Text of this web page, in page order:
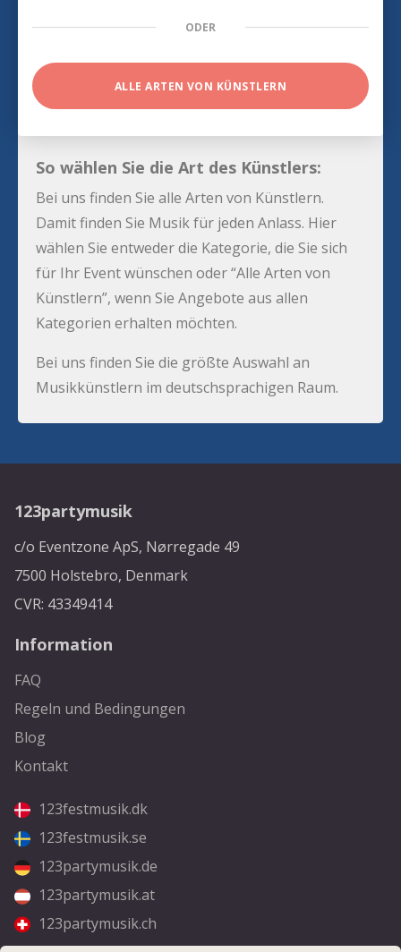
ODER
ALLE ARTEN VON KÜNSTLERN
So wählen Sie die Art des Künstlers:
Bei uns finden Sie alle Arten von Künstlern.
Damit finden Sie Musik für jeden Anlass. Hier
wählen Sie entweder die Kategorie, die Sie sich
für Ihr Event wünschen oder “Alle Arten von
Künstlern”, wenn Sie Angebote aus allen
Kategorien erhalten möchten.
Bei uns finden Sie die größte Auswahl an
Musikkünstlern im deutschsprachigen Raum.
123partymusik
c/o Eventzone ApS, Nørregade 49
7500 Holstebro, Denmark
CVR: 43349414
Information
FAQ
Regeln und Bedingungen
Blog
Kontakt
123festmusik.dk
123festmusik.se
123partymusik.de
123partymusik.at
123partymusik.ch